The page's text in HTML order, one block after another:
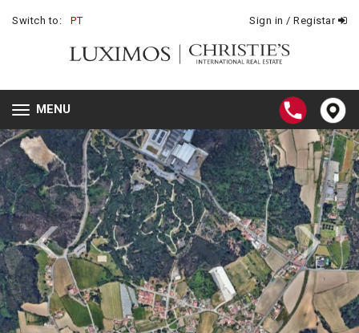
Switch to: PT Sign in / Registar
Toggle
navigation
MENU